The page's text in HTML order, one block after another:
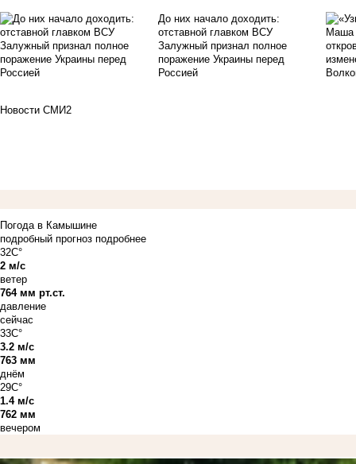
До них начало доходить:
отставной главком ВСУ
Залужный признал полное
поражение Украины перед
Россией
Новости СМИ2
Погода в Камышине
подробный прогноз подробнее
32C°
2 м/с
ветер
764 мм рт.ст.
давление
сейчас
33C°
3.2 м/с
763 мм
днём
29C°
1.4 м/с
762 мм
вечером